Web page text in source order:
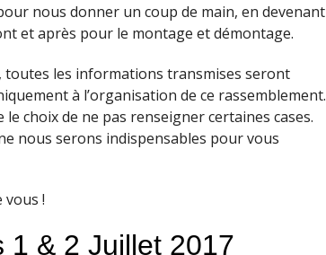
nous donner un coup de main, en devenant
et après pour le montage et démontage.
les informations transmises seront
à l’organisation de ce rassemblement.
choix de ne pas renseigner certaines cases.
nous serons indispensables pour vous
!